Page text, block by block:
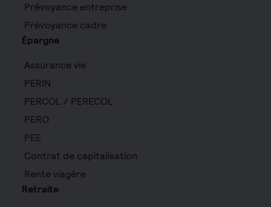
Prévoyance entreprise
Prévoyance cadre
Épargne
Assurance vie
PERIN
PERCOL / PERECOL
PERO
PEE
Contrat de capitalisation
Rente viagère
Retraite